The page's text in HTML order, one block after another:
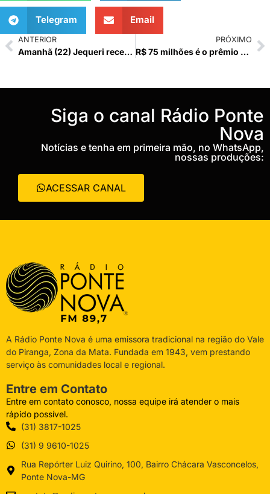
Telegram Email
ANTERIOR
Amanhã (22) Jequeri recebe Mutirão Direito a Ter Pai
PRÓXIMO
R$ 75 milhões é o prêmio da Mega-Sena acumulada sorteada hoje (21)
‎Siga o canal Rádio Ponte
Nova
Notícias e tenha em primeira mão, no WhatsApp,
nossas produções:
ACESSAR CANAL
A Rádio Ponte Nova é uma emissora tradicional na região do Vale
do Piranga, Zona da Mata. Fundada em 1943, vem prestando
serviço às comunidades local e regional.
Entre em Contato
Entre em contato conosco, nossa equipe irá atender o mais
rápido possível.
(31) 3817-1025
(31) 9 9610-1025
Rua Repórter Luiz Quirino, 100, Bairro Chácara Vasconcelos,
Ponte Nova-MG